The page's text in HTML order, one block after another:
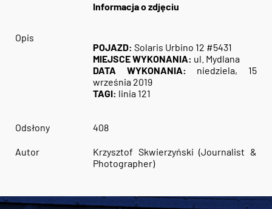
Informacja o zdjęciu
Opis
POJAZD: Solaris Urbino 12 #5431
MIEJSCE WYKONANIA: ul. Mydlana
DATA WYKONANIA: niedziela, 15
września 2019
TAGI: linia 121
Odsłony 408
Autor
Krzysztof Skwierzyński (Journalist &
Photographer)